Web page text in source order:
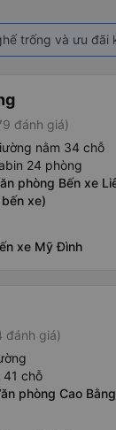
trống và ưu đãi
đánh giá)
nằm 34 chỗ
24 phòng
phòng Bến xe
xe)
xe Mỹ Đình
đánh giá)
41 chỗ
phòng Cao